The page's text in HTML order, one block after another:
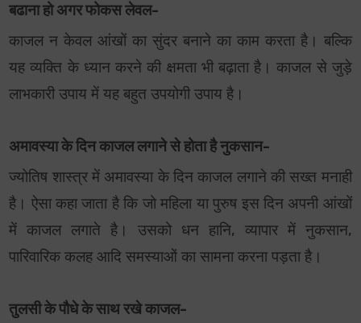
बढाना हो अगर फोकस लेवल-
काजल न केवल आंखों का सुंदर बनाने का काम करता है। बल्कि
यह व्यक्ति के ध्यान करने की क्षमता भी बढ़ाता है। काजल से जुड़े
लाभकारी उपाय में यह बहुत उपयोगी उपाय है।
अमावस्या के दिन काजल लगाने से होता है नुकसान-
ज्योतिष शास्त्र में अमावस्या के दिन काजल लगाने की सख्त मनाही
है। ऐसा कहा जाता है कि जो महिला या पुरुष इस दिन अपनी आंखों
में काजल लगाते है। उसको धन हानि, व्यापार में नुकसान,
पारिवारिक कलह आदि समस्याओं का सामना करना पड़ता है।
तुलसी के पौधे के साथ रखे काजल-